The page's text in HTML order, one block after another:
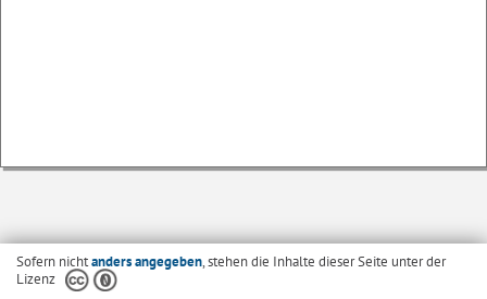
Sofern nichtanders angegeben, stehen die Inhalte dieser Seite unter der
Lizenz